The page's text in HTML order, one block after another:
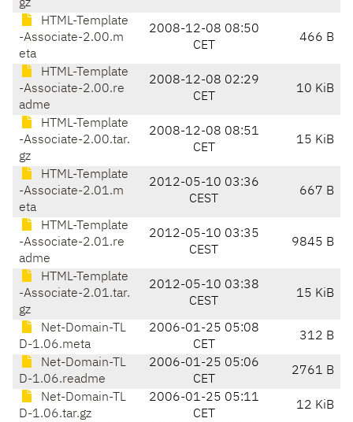
gz
HTML-Template
-Associate-2.00.m
eta
2008-12-08 08:50
CET
466 B
HTML-Template
-Associate-2.00.re
adme
2008-12-08 02:29
CET
10 KiB
HTML-Template
-Associate-2.00.tar.
gz
2008-12-08 08:51
CET
15 KiB
HTML-Template
-Associate-2.01.m
eta
2012-05-10 03:36
CEST
667 B
HTML-Template
-Associate-2.01.re
adme
2012-05-10 03:35
CEST
9845 B
HTML-Template
-Associate-2.01.tar.
gz
2012-05-10 03:38
CEST
15 KiB
Net-Domain-TL
D-1.06.meta
2006-01-25 05:08
CET
312 B
Net-Domain-TL
D-1.06.readme
2006-01-25 05:06
CET
2761 B
Net-Domain-TL
D-1.06.tar.gz
2006-01-25 05:11
CET
12 KiB